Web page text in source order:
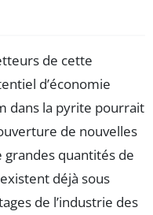
de cette
d’économie
dans la pyrite pourrait
de nouvelles
grandes quantités de
déjà sous
de l’industrie des